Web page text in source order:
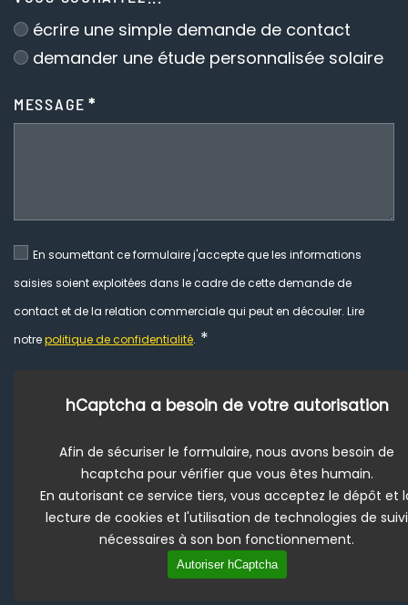
écrire une simple demande de contact
demander une étude personnalisée solaire
MESSAGE *
En soumettant ce formulaire j'accepte que les informations
saisies soient exploitées dans le cadre de cette demande de
contact et de la relation commerciale qui peut en découler. Lire
notrepolitique de confidentialité. *
hCaptcha a besoin de votre autorisation
Afin de sécuriser le formulaire, nous avons besoin de
hcaptcha pour vérifier que vous êtes humain.
En autorisant ce service tiers, vous acceptez le dépôt et
lecture de cookies et l'utilisation de technologies de suivi
nécessaires à son bon fonctionnement.
Autoriser hCaptcha